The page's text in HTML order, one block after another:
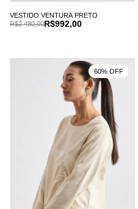
VESTIDO VENTURA PRETO
R$992,00
R$2.480,00
60% OFF